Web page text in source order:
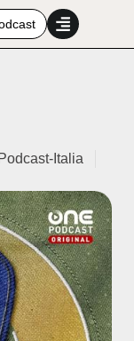
Podcast-Italia